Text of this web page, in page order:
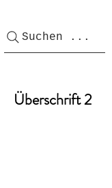
Suchen ...
Überschrift 2